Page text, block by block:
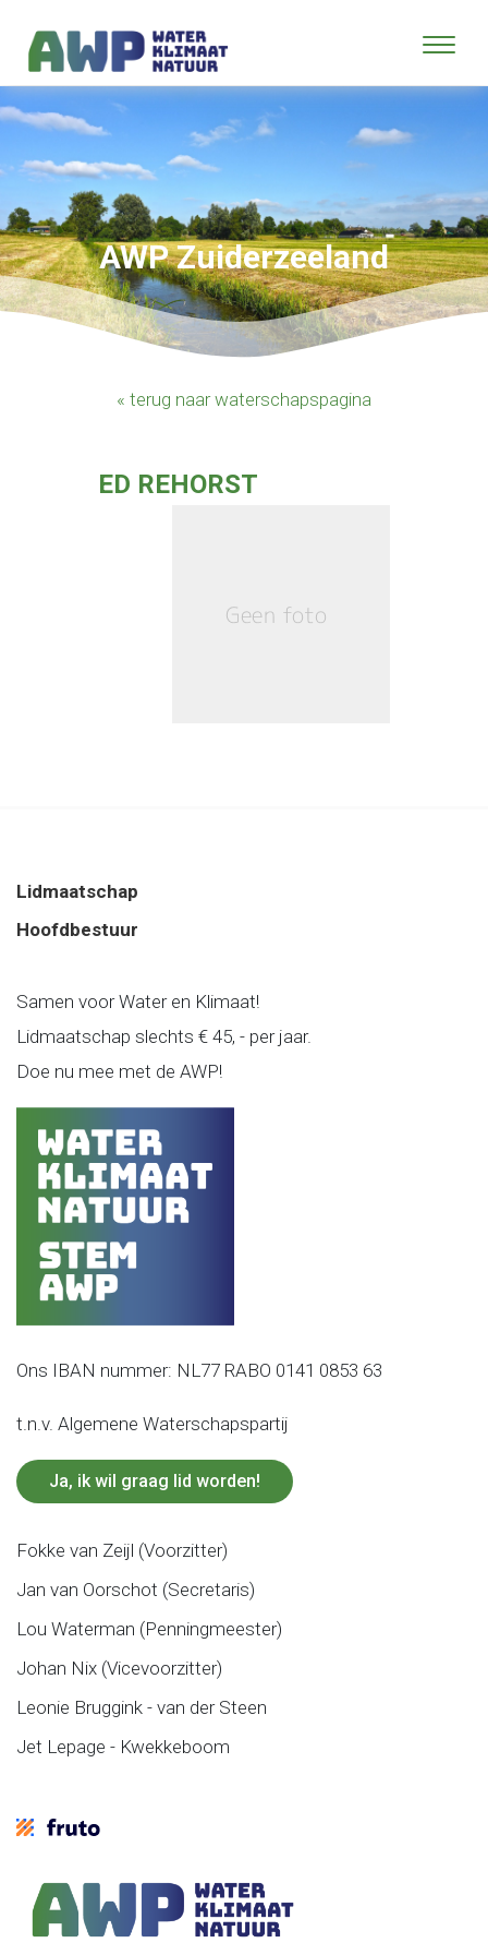
AWP Zuiderzeeland
« terug naar waterschapspagina
ED REHORST
Lidmaatschap
Hoofdbestuur
Samen voor Water en Klimaat!
Lidmaatschap slechts € 45, - per jaar.
Doe nu mee met de AWP!
Ons IBAN nummer: NL77 RABO 0141 0853 63
t.n.v. Algemene Waterschapspartij
Ja, ik wil graag lid worden!
Fokke van Zeijl (Voorzitter)
Jan van Oorschot (Secretaris)
Lou Waterman (Penningmeester)
Johan Nix (Vicevoorzitter)
Leonie Bruggink - van der Steen
Jet Lepage - Kwekkeboom